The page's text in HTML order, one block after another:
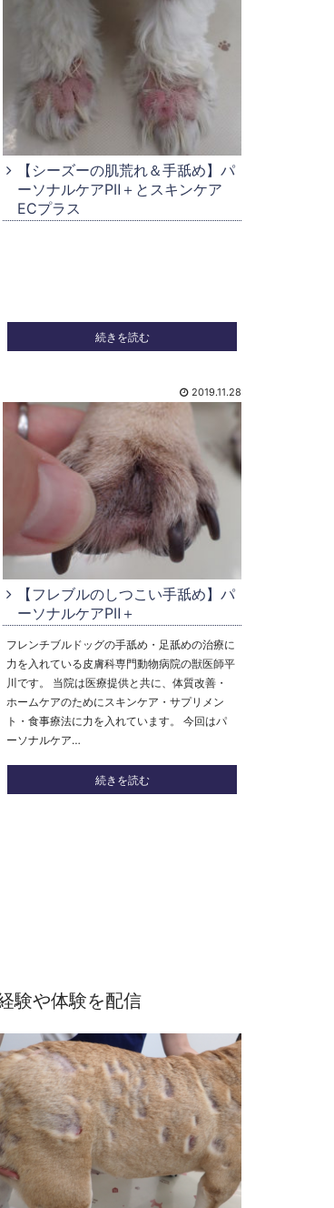
【シーズーの肌荒れ＆手舐め】パ
ーソナルケアPⅡ＋とスキンケア
ECプラス
続きを読む
2019.11.28
【フレブルのしつこい手舐め】パ
ーソナルケアPⅡ＋
フレンチブルドッグの手舐め・足舐めの治療に
力を入れている皮膚科専門動物病院の獣医師平
川です。 当院は医療提供と共に、体質改善・
ホームケアのためにスキンケア・サプリメン
ト・食事療法に力を入れています。 今回はパ
ーソナルケア…
続きを読む
験や体験を配信